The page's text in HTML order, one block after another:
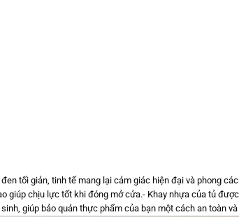
tối giản, tinh tế mang lại cảm giác hiện đại và phong
giúp chịu lực tốt khi đóng mở cửa.- Khay nhựa của tủ
giúp bảo quản thực phẩm của bạn một cách an toàn và